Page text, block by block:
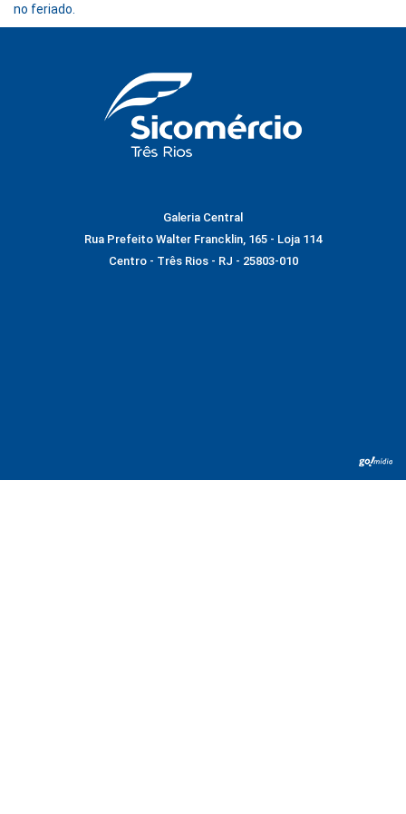
no feriado.
Galeria Central
Rua Prefeito Walter Francklin, 165 - Loja 114
Centro - Três Rios - RJ - 25803-010